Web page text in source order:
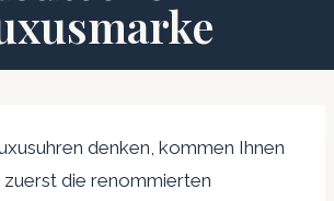
denken, kommen Ihnen
zuerst die renommierten